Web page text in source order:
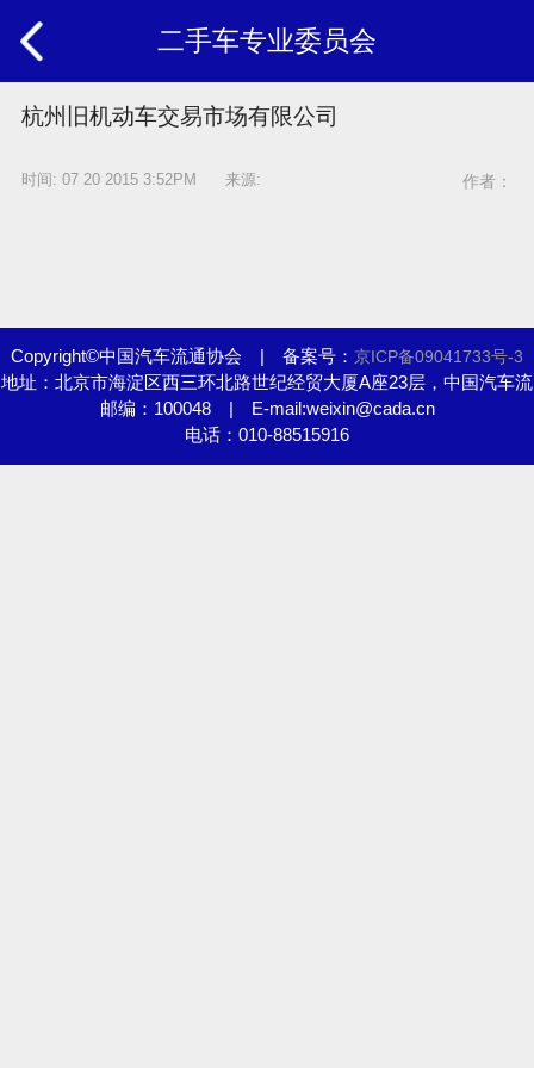
二手车专业委员会
杭州旧机动车交易市场有限公司
时间: 07 20 2015 3:52PM 来源: 作者：
Copyright©中国汽车流通协会 | 备案号： 京ICP备09041733号-3
地址：北京市海淀区西三环北路世纪经贸大厦A座23层，中国汽车流
通协会
邮编：100048 | E-mail:weixin@cada.cn
电话：010-88515916